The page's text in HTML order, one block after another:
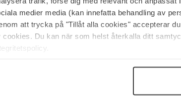
medier media (kan innefatta behandling av
att trycka på "Tillåt alla cookies" accepterar
cookies. Du kan när som helst återkalla ditt
76463
Legend